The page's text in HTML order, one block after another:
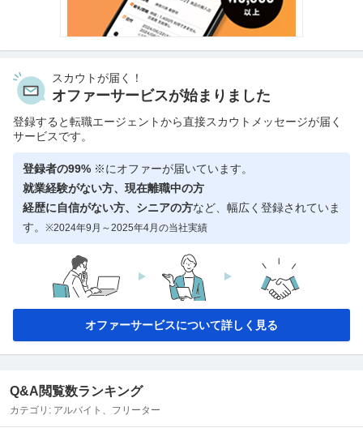
スカウトが届く！
オファーサービスが始まりました
登録すると転職エージェントから直接スカウトメッセージが届く
サービスです。
登録者の99% ※にオファーが届いています。
就業経験がない方、現在離職中の方
経歴に自信がない方、シニアの方など、幅広く登録されていま
す。 ※2024年9月～2025年4月の当社実績
オファーサービスについて詳しく見る
Q&A閲覧数ランキング
カテゴリ: アルバイト、フリーター